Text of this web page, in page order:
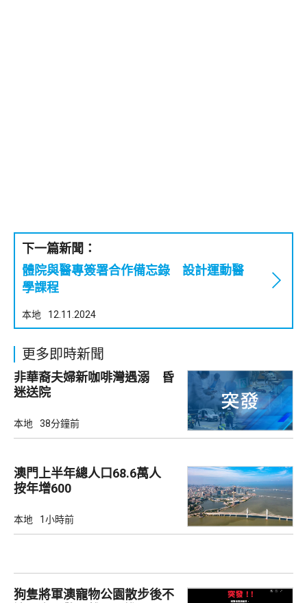
下一篇新聞：
體院與醫專簽署合作備忘錄 設計運動醫
學課程
本地 12.11.2024
更多即時新聞
非華裔夫婦新咖啡灣遇溺 昏
迷送院
本地 38分鐘前
澳門上半年總人口68.6萬人
按年增600
本地 1小時前
狗隻將軍澳寵物公園散步後不